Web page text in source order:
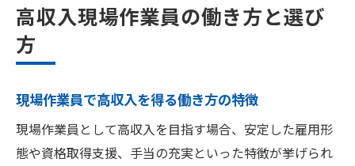
高収入現場作業員の働き方と選び
方
現場作業員で高収入を得る働き方の特徴
現場作業員として高収入を目指す場合、安定した雇用形
態や資格取得支援、手当の充実といった特徴が挙げられ